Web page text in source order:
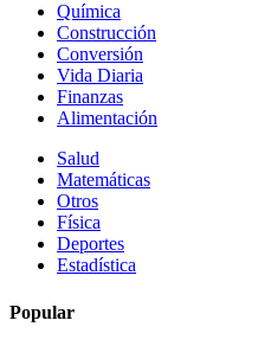
Química
Construcción
Conversión
Vida Diaria
Finanzas
Alimentación
Salud
Matemáticas
Otros
Física
Deportes
Estadística
Popular